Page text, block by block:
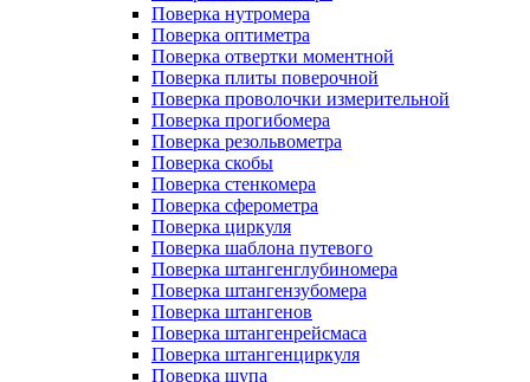
Поверка нутромера
Поверка оптиметра
Поверка отвертки моментной
Поверка плиты поверочной
Поверка проволочки измерительной
Поверка прогибомера
Поверка резольвометра
Поверка скобы
Поверка стенкомера
Поверка сферометра
Поверка циркуля
Поверка шаблона путевого
Поверка штангенглубиномера
Поверка штангензубомера
Поверка штангенов
Поверка штангенрейсмаса
Поверка штангенциркуля
Поверка щупа